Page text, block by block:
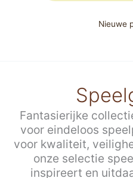
Nieuwe
Fantasierijke
voor eindeloos
voor kwaliteit,
onze selectie
inspireert en